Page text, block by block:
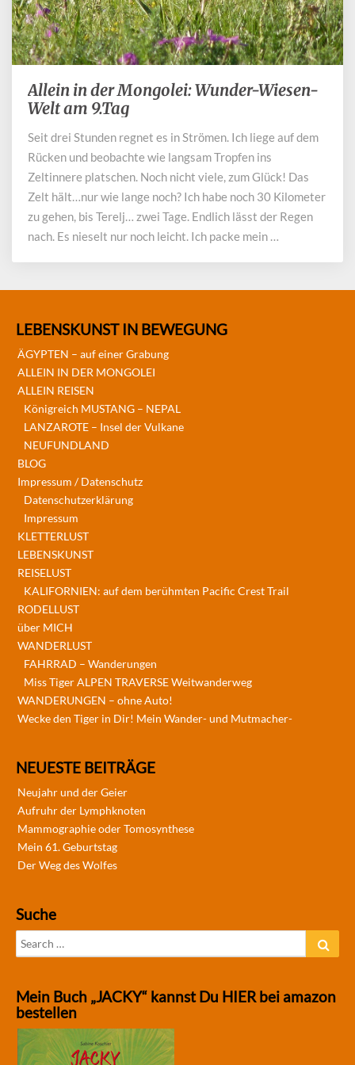
Allein
in
Mongolei:
Wunder-
Wiesen-
Welt
9.Tag
Allein in der Mongolei: Wunder-Wiesen-
Welt am 9.Tag
Seit drei Stunden regnet es in Strömen. Ich liege auf dem
Rücken und beobachte wie langsam Tropfen ins
Zeltinnere platschen. Noch nicht viele, zum Glück! Das
Zelt hält…nur wie lange noch? Ich habe noch 30 Kilometer
zu gehen, bis Terelj… zwei Tage. Endlich lässt der Regen
nach. Es nieselt nur noch leicht. Ich packe mein …
LEBENSKUNST IN BEWEGUNG
ÄGYPTEN – auf einer Grabung
ALLEIN IN DER MONGOLEI
ALLEIN REISEN
Königreich MUSTANG – NEPAL
LANZAROTE – Insel der Vulkane
NEUFUNDLAND
BLOG
Impressum / Datenschutz
Datenschutzerklärung
Impressum
KLETTERLUST
LEBENSKUNST
REISELUST
KALIFORNIEN: auf dem berühmten Pacific Crest Trail
RODELLUST
über MICH
WANDERLUST
FAHRRAD – Wanderungen
Miss Tiger ALPEN TRAVERSE Weitwanderweg
WANDERUNGEN – ohne Auto!
Wecke den Tiger in Dir! Mein Wander- und Mutmacher-
NEUESTE BEITRÄGE
Neujahr und der Geier
Aufruhr der Lymphknoten
Mammographie oder Tomosynthese
Mein 61. Geburtstag
Der Weg des Wolfes
Suche
Search
for:
Mein Buch „JACKY“ kannst Du HIER bei amazon
bestellen